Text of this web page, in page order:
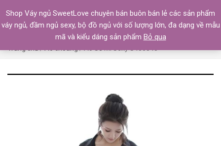
Shop Váy ngủ SweetLove chuyên bán buôn bán lẻ các sản phẩm
váy ngủ, đầm ngủ sexy, bộ đồ ngủ với số lượng lớn, đa dạng về mẫu
mã và kiểu dáng sản phẩm Bỏ qua